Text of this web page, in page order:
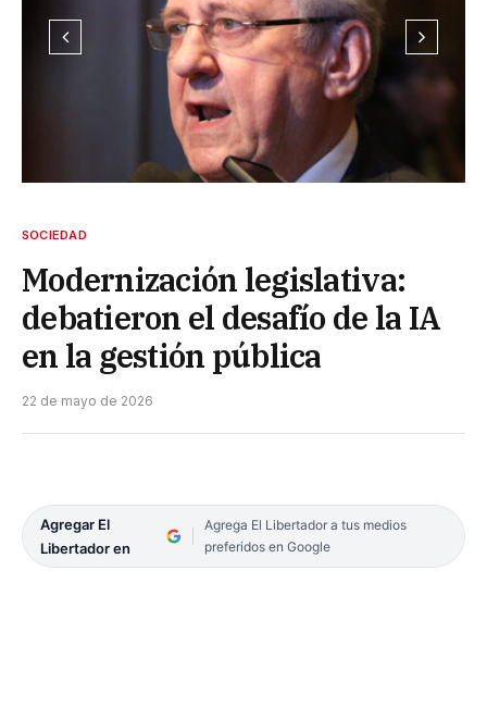
SOCIEDAD
Modernización legislativa:
debatieron el desafío de la IA
en la gestión pública
22 de mayo de 2026
Agregar El
Libertador en
Agrega El Libertador a tus medios
preferidos en Google